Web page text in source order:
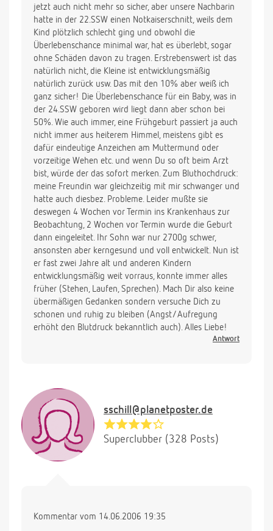
jetzt auch nicht mehr so sicher, aber unsere Nachbarin
hatte in der 22.SSW einen Notkaiserschnitt, weils dem
Kind plötzlich schlecht ging und obwohl die
Überlebenschance minimal war, hat es überlebt, sogar
ohne Schäden davon zu tragen. Erstrebenswert ist das
natürlich nicht, die Kleine ist entwicklungsmäßig
natürlich zurück usw. Das mit den 10% aber weiß ich
ganz sicher! Die Überlebenschance für ein Baby, was in
der 24.SSW geboren wird liegt dann aber schon bei
50%. Wie auch immer, eine Frühgeburt passiert ja auch
nicht immer aus heiterem Himmel, meistens gibt es
dafür eindeutige Anzeichen am Muttermund oder
vorzeitige Wehen etc. und wenn Du so oft beim Arzt
bist, würde der das sofort merken. Zum Bluthochdruck:
meine Freundin war gleichzeitig mit mir schwanger und
hatte auch diesbez. Probleme. Leider mußte sie
deswegen 4 Wochen vor Termin ins Krankenhaus zur
Beobachtung, 2 Wochen vor Termin wurde die Geburt
dann eingeleitet. Ihr Sohn war nur 2700g schwer,
ansonsten aber kerngesund und voll entwickelt. Nun ist
er fast zwei Jahre alt und anderen Kindern
entwicklungsmäßig weit vorraus, konnte immer alles
früher (Stehen, Laufen, Sprechen). Mach Dir also keine
übermäßigen Gedanken sondern versuche Dich zu
schonen und ruhig zu bleiben (Angst/Aufregung
erhöht den Blutdruck bekanntlich auch). Alles Liebe!
Antwort
sschill@planetposter.de
Superclubber (328 Posts)
Kommentar vom 14.06.2006 19:35